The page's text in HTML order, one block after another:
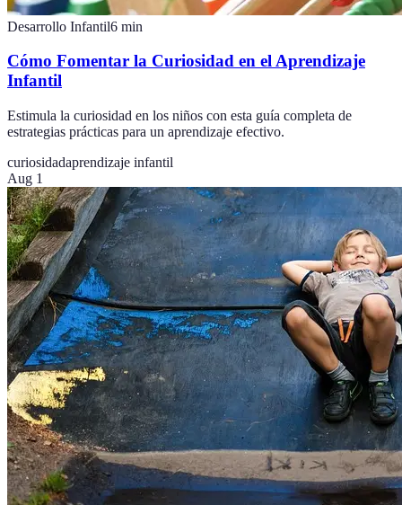
Desarrollo Infantil6 min
Cómo Fomentar la Curiosidad en el Aprendizaje
Infantil
Estimula la curiosidad en los niños con esta guía completa de
estrategias prácticas para un aprendizaje efectivo.
curiosidadaprendizaje infantil
Aug 1